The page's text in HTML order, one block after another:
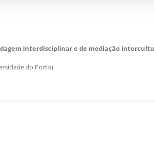
interdisciplinar e de mediação
do Porto)